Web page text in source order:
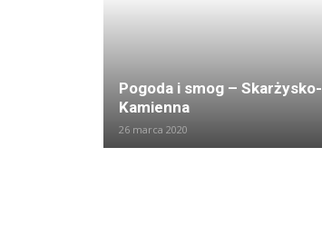
Pogoda i smog – Skarżysko-
Kamienna
26 marca 2020